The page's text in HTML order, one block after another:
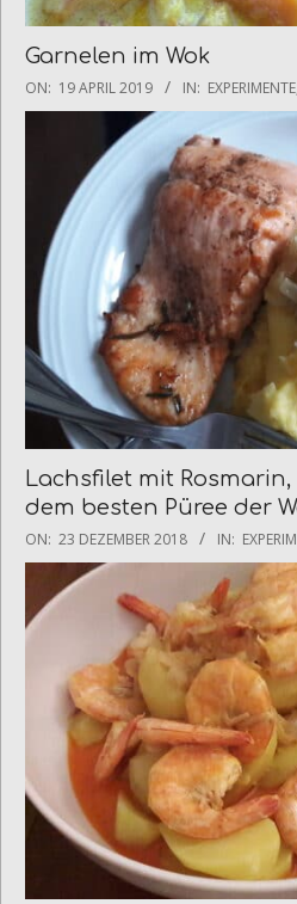
Garnelen im Wok
2019-
04-
ON: 19 APRIL 2019 IN: EXPERIMENTE
Lachsfilet mit
dem besten Püree der
2018-
12-
ON: 23 DEZEMBER 2018 IN: